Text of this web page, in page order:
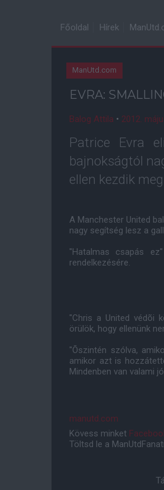
Főoldal Hírek
ManUtd.com
EVRA:
Balog Attila • 2012.
Patrice Evra
bajnokságtól
ellen kezdik
A Manchester United
nagy segítség lesz a
"Hatalmas csapás
rendelkezésére.
"Chris a United védõi
örülök, hogy ellenünk
"Õszintén szólva,
amikor azt is
Mindenben van valami
manutd.com
Kövess minket
Töltsd le a